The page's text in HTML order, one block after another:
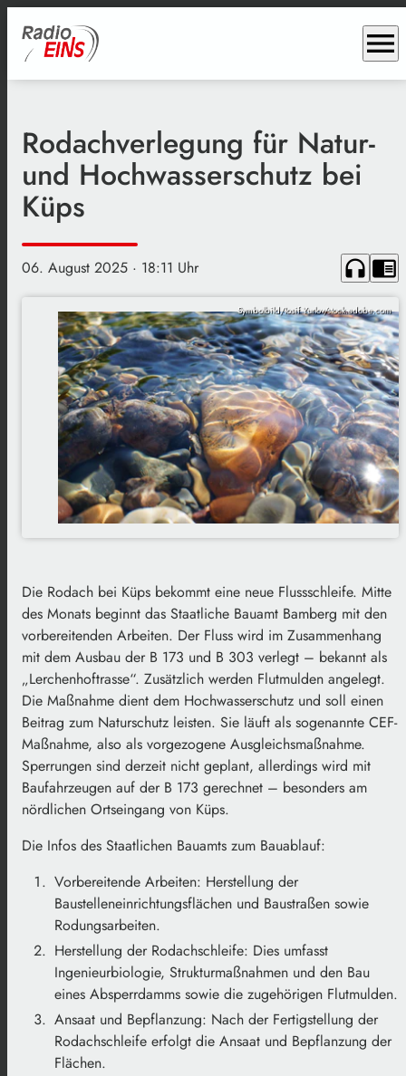
menu
Rodachverlegung für Natur-
und Hochwasserschutz bei
Küps
06. August 2025 · 18:11 Uhr headphones chrome_reader_mode
Symbolbild/Iosif Yurlov/stock.adobe.com
Die Rodach bei Küps bekommt eine neue Flussschleife. Mitte
des Monats beginnt das Staatliche Bauamt Bamberg mit den
vorbereitenden Arbeiten. Der Fluss wird im Zusammenhang
mit dem Ausbau der B 173 und B 303 verlegt – bekannt als
„Lerchenhoftrasse“. Zusätzlich werden Flutmulden angelegt.
Die Maßnahme dient dem Hochwasserschutz und soll einen
Beitrag zum Naturschutz leisten. Sie läuft als sogenannte CEF-
Maßnahme, also als vorgezogene Ausgleichsmaßnahme.
Sperrungen sind derzeit nicht geplant, allerdings wird mit
Baufahrzeugen auf der B 173 gerechnet – besonders am
nördlichen Ortseingang von Küps.
Die Infos des Staatlichen Bauamts zum Bauablauf:
Vorbereitende Arbeiten: Herstellung der
Baustelleneinrichtungsflächen und Baustraßen sowie
Rodungsarbeiten.
Herstellung der Rodachschleife: Dies umfasst
Ingenieurbiologie, Strukturmaßnahmen und den Bau
eines Absperrdamms sowie die zugehörigen Flutmulden.
Ansaat und Bepflanzung: Nach der Fertigstellung der
Rodachschleife erfolgt die Ansaat und Bepflanzung der
Flächen.